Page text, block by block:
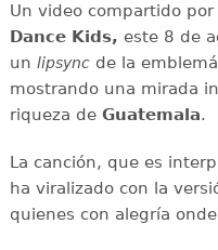
Un video compartido
Dance Kids, este 8 de
un lipsyncde la
mostrando una mirada
riqueza de Guatemala.
La canción, que es
ha viralizado con la
quienes con alegría